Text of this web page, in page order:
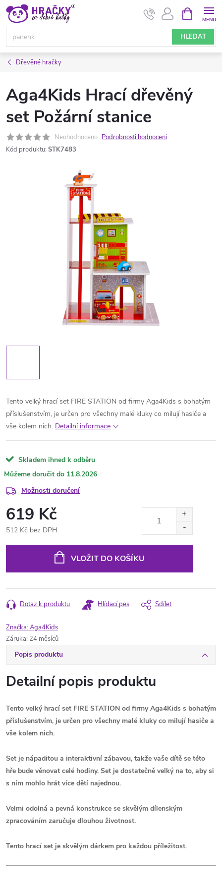
Přejít
obsah
HLEDAT
NÁKUPNÍ
KOŠÍK
Dřevěné hračky
Aga4Kids Hrací dřevěný
set Požární stanice
Neohodnoceno Podrobnosti hodnocení
Kód produktu: STK7483
Tento velký hrací set FIRE STATION od firmy Aga4Kids s bohatým
příslušenstvím, je určen pro všechny malé kluky co milují hasiče a
vše kolem nich. Detailní informace
Skladem ihned k odběru
11.8.2026
Možnosti doručení
619 Kč
512 Kč bez DPH
VLOŽIT DO KOŠÍKU
Dotaz k produktu Hlídací pes Sdílet
Značka:Aga4Kids
Záruka: 24 měsíců
Popis produktu
Detailní popis produktu
Tento velký hrací set FIRE STATION od firmy Aga4Kids s bohatým
příslušenstvím, je určen pro všechny malé kluky co milují hasiče a
vše kolem nich.
Set je nápaditou a interaktivní zábavou, takže vaše dítě se této
hře bude věnovat celé hodiny. Set je dostatečně velký na to, aby si
s ním mohlo hrát více dětí najednou.
Velmi odolná a pevná konstrukce se skvělým dílenským
zpracováním zaručuje dlouhou životnost.
Tento hrací set je skvělým dárkem pro každou příležitost.